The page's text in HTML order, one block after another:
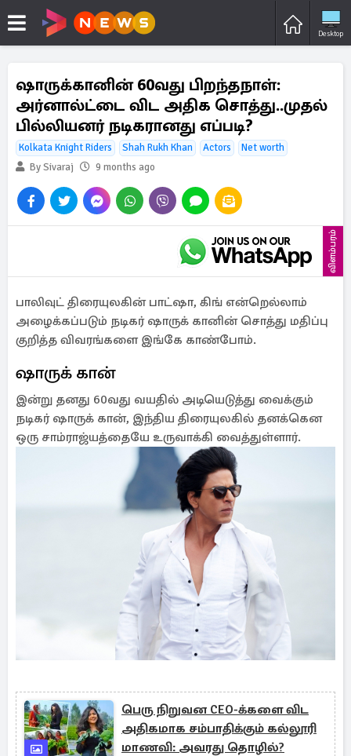
Desktop
ஷாருக்கானின் 60வது பிறந்தநாள்:
அர்னால்ட்டை விட அதிக சொத்து..முதல்
பில்லியனர் நடிகரானது எப்படி?
Kolkata Knight Riders Shah Rukh Khan Actors
Net worth
By Sivaraj
9 months ago
விளம்பரம்
பாலிவுட் திரையுலகின் பாட்ஷா, கிங் என்றெல்லாம்
அழைக்கப்படும் நடிகர் ஷாருக் கானின் சொத்து மதிப்பு
குறித்த விவரங்களை இங்கே காண்போம்.
ஷாருக் கான்
இன்று தனது 60வது வயதில் அடியெடுத்து வைக்கும்
நடிகர் ஷாருக் கான், இந்திய திரையுலகில் தனக்கென
ஒரு சாம்ராஜ்யத்தையே உருவாக்கி வைத்துள்ளார்.
பெரு நிறுவன CEO-க்களை விட
அதிகமாக சம்பாதிக்கும் கல்லூரி
மாணவி: அவரது தொழில்?